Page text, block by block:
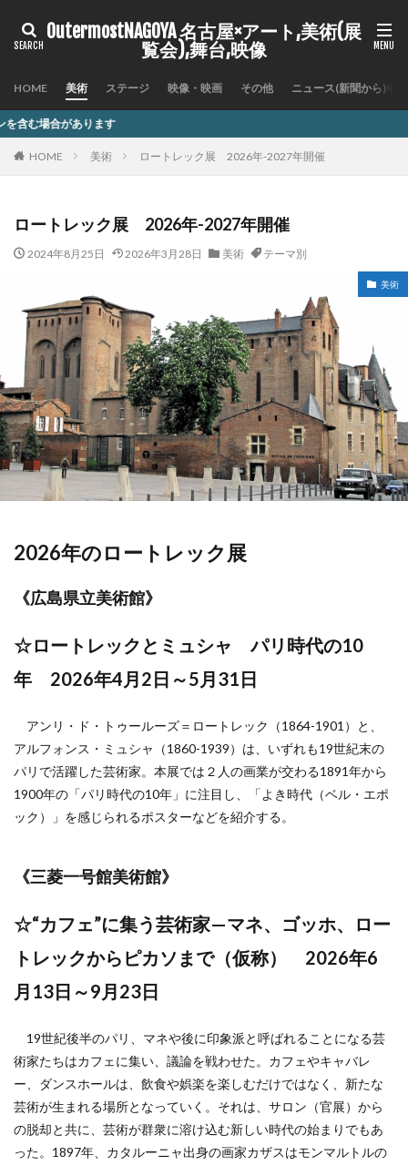
OutermostNAGOYA 名古屋×アート,美術(展
覧会),舞台,映像
HOME 美術 ステージ 映像・映画 その他 ニュース(新聞から)
HOME 美術 ロートレック展 2026年-2027年開催
ロートレック展 2026年-2027年開催
2024年8月25日 2026年3月28日 美術 テーマ別
美術
2026年のロートレック展
《広島県立美術館》
☆ロートレックとミュシャ パリ時代の10
年 2026年4月2日～5月31日
アンリ・ド・トゥールーズ＝ロートレック（1864-1901）と、
アルフォンス・ミュシャ（1860-1939）は、いずれも19世紀末の
パリで活躍した芸術家。本展では２人の画業が交わる1891年から
1900年の「パリ時代の10年」に注目し、「よき時代（ベル・エポ
ック）」を感じられるポスターなどを紹介する。
《三菱一号館美術館》
☆“カフェ”に集う芸術家—マネ、ゴッホ、ロー
トレックからピカソまで（仮称） 2026年6
月13日～9月23日
19世紀後半のパリ、マネや後に印象派と呼ばれることになる芸
術家たちはカフェに集い、議論を戦わせた。カフェやキャバレ
ー、ダンスホールは、飲食や娯楽を楽しむだけではなく、新たな
芸術が生まれる場所となっていく。それは、サロン（官展）から
の脱却と共に、芸術が群衆に溶け込む新しい時代の始まりでもあ
った。1897年、カタルーニャ出身の画家カザスはモンマルトルの